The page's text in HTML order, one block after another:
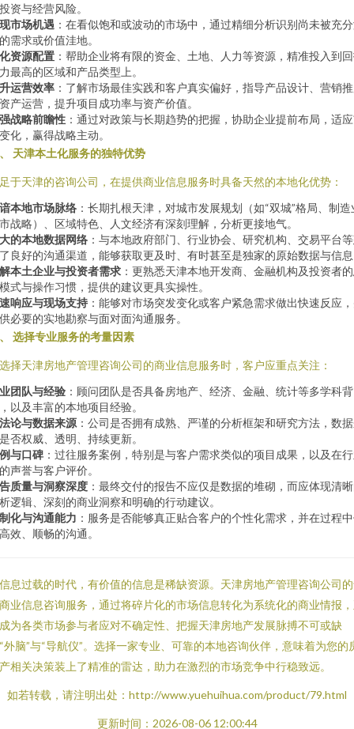
资与经营风险。
市场机遇 ：在看似饱和或波动的市场中，通过精细分析识别尚未被充
需求或价值洼地。
资源配置 ：帮助企业将有限的资金、土地、人力等资源，精准投入到
最高的区域和产品类型上。
运营效率 ：了解市场最佳实践和客户真实偏好，指导产品设计、营销
产运营，提升项目成功率与资产价值。
战略前瞻性 ：通过对政策与长期趋势的把握，协助企业提前布局，适
化，赢得战略主动。
天津本土化服务的独特优势
于天津的咨询公司，在提供商业信息服务时具备天然的本地化优势：
本地市场脉络 ：长期扎根天津，对城市发展规划（如“双城”格局、制造
战略）、区域特色、人文经济有深刻理解，分析更接地气。
的本地数据网络 ：与本地政府部门、行业协会、研究机构、交易平台
良好的沟通渠道，能够获取更及时、有时甚至是独家的原始数据与信
本土企业与投资者需求 ：更熟悉天津本地开发商、金融机构及投资者
式与操作习惯，提供的建议更具实操性。
响应与现场支持 ：能够对市场突发变化或客户紧急需求做出快速反应
必要的实地勘察与面对面沟通服务。
选择专业服务的考量因素
择天津房地产管理咨询公司的商业信息服务时，客户应重点关注：
团队与经验 ：顾问团队是否具备房地产、经济、金融、统计等多学科背
以及丰富的本地项目经验。
论与数据来源 ：公司是否拥有成熟、严谨的分析框架和研究方法，数
否权威、透明、持续更新。
与口碑 ：过往服务案例，特别是与客户需求类似的项目成果，以及在
声誉与客户评价。
质量与洞察深度 ：最终交付的报告不应仅是数据的堆砌，而应体现清
逻辑、深刻的商业洞察和明确的行动建议。
化与沟通能力 ：服务是否能够真正贴合客户的个性化需求，并在过程
效、顺畅的沟通。
息过载的时代，有价值的信息是稀缺资源。天津房地产管理咨询公司
业信息咨询服务，通过将碎片化的市场信息转化为系统化的商业情报
为各类市场参与者应对不确定性、把握天津房地产发展脉搏不可或缺
外脑”与“导航仪”。选择一家专业、可靠的本地咨询伙伴，意味着为您的
相关决策装上了精准的雷达，助力在激烈的市场竞争中行稳致远。
如若转载，请注明出处：http://www.yuehuihua.com/product/79.html
更新时间：2026-08-06 12:00:44